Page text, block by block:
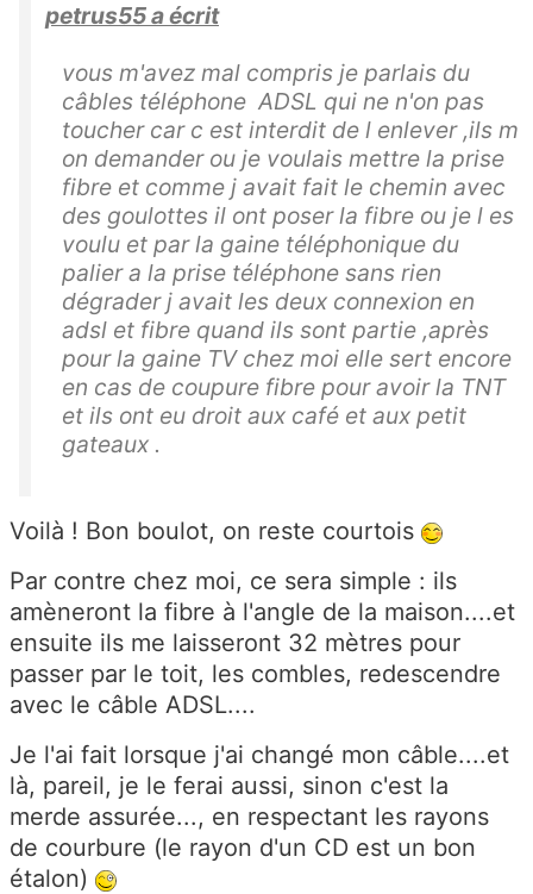
petrus55 a écrit
vous m'avez mal compris je parlais du
câbles téléphone ADSL qui ne n'on pas
toucher car c est interdit de l enlever ,ils m
on demander ou je voulais mettre la prise
fibre et comme j avait fait le chemin avec
des goulottes il ont poser la fibre ou je l es
voulu et par la gaine téléphonique du
palier a la prise téléphone sans rien
dégrader j avait les deux connexion en
adsl et fibre quand ils sont partie ,après
pour la gaine TV chez moi elle sert encore
en cas de coupure fibre pour avoir la TNT
et ils ont eu droit aux café et aux petit
gateaux .
Voilà ! Bon boulot, on reste courtois
Par contre chez moi, ce sera simple : ils
amèneront la fibre à l'angle de la maison....et
ensuite ils me laisseront 32 mètres pour
passer par le toit, les combles, redescendre
avec le câble ADSL....
Je l'ai fait lorsque j'ai changé mon câble....et
là, pareil, je le ferai aussi, sinon c'est la
merde assurée..., en respectant les rayons
de courbure (le rayon d'un CD est un bon
étalon)